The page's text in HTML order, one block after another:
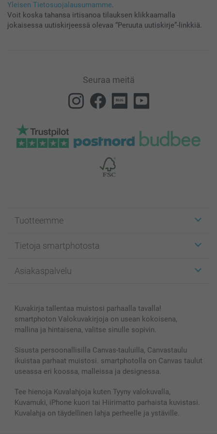
Yleisen Tietosuojalausumamme.
Voit koska tahansa irtisanoa tilauksen klikkaamalla
jokaisessa uutiskirjeessä olevaa “Peruuta uutiskirje”-linkkiä.
Seuraa meitä
Tuotteemme
Kuvakortit
Kuvakirjat
Kännykkä & Tabletti
MyNameBook
Valokuvakehykset & Lisätarvikkeet
Lahjakortti
Kaikki kuvatuotteet
Tietoja smartphotosta
Affiliate ohjelma
Sivukartta
Ehdot/takuut
Asiakaspalvelu
smartbonus
Hinnat & maksutavat
Kuvakirja tallentaa muistosi parhaalla tavalla!
smartphoton Valokuvakirjoja on usean kokoisena,
mallina ja hintaisena, valitse sinulle sopivin.
Sisusta persoonallisilla Canvas-tauluilla, Canvastaulu
ikuistaa parhaat muistosi. smartphotolla on Canvas taulut
useassa eri koossa, malleissa ja designessa.
Tee hienoja Kuvalahjoja kuten Tyyny valokuvalla,
Kuvamuki, iPhone kuori tai Hiirimatto parhaista kuvistasi.
Kuvalahja on täydellinen lahja perheelle ja ystäville.